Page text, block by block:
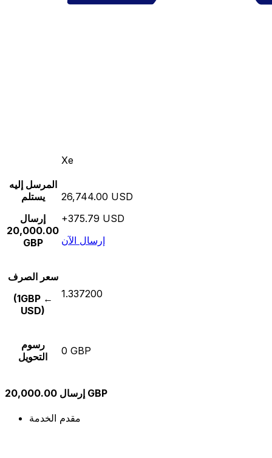
Xe
المرسل إليه
يستلم
إرسال
20,000.00
GBP
26,744.00 USD
+375.79 USD
إرسال الآن
سعر الصرف
(1GBP ←
USD)
1.337200
رسوم
التحويل
0 GBP
إرسال 20,000.00 GBP
مقدم الخدمة